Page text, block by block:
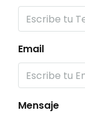
Email
Mensaje